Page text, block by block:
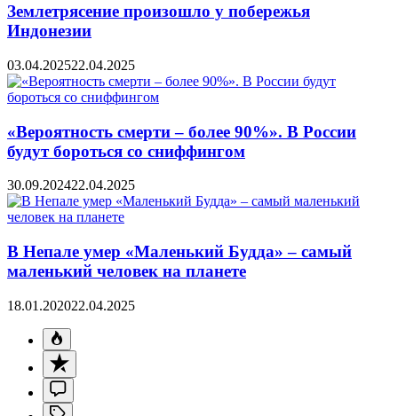
Землетрясение произошло у побережья
Индонезии
03.04.202522.04.2025
«Вероятность смерти – более 90%». В России
будут бороться со сниффингом
30.09.202422.04.2025
В Непале умер «Маленький Будда» – самый
маленький человек на планете
18.01.202022.04.2025